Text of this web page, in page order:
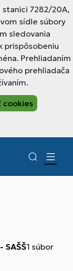
stanici 7282/20A,
sídle súbory
sledovania
prispôsobeniu
Prehliadaním
prehliadača
SAŠŠ1 súbor